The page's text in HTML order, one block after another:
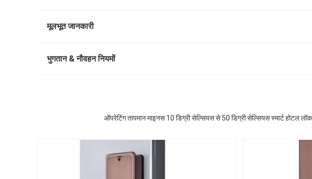
मूलभूत जानकारी
भुगतान & नौवहन नियमों
ऑपरेटिंग तापमान माइनस 10 डिग्री सेल्सियस से 50 डिग्री सेल्सियस स्मार्ट होटल